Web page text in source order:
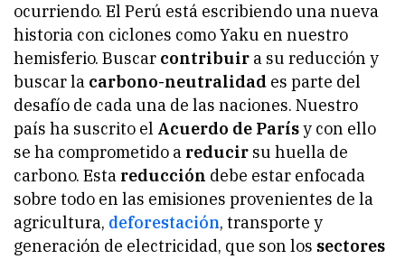
ocurriendo. El Perú está escribiendo una nueva
historia con ciclones como Yaku en nuestro
hemisferio. Buscar contribuir a su reducción y
buscar la carbono-neutralidad es parte del
desafío de cada una de las naciones. Nuestro
país ha suscrito el Acuerdo de Parísy con ello
se ha comprometido a reducir su huella de
carbono. Esta reducción debe estar enfocada
sobre todo en las emisiones provenientes de la
agricultura, deforestación, transporte y
generación de electricidad, que son los sectores